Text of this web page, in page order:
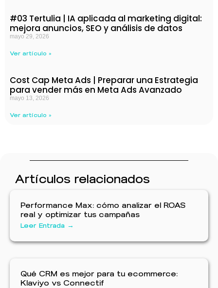
#03 Tertulia | IA aplicada al marketing digital:
mejora anuncios, SEO y análisis de datos
mayo 29, 2026
Ver artículo »
Cost Cap Meta Ads | Preparar una Estrategia
para vender más en Meta Ads Avanzado
mayo 13, 2026
Ver artículo »
Artículos relacionados
Performance Max: cómo analizar el ROAS
real y optimizar tus campañas
Leer Entrada →
Qué CRM es mejor para tu ecommerce:
Klaviyo vs Connectif